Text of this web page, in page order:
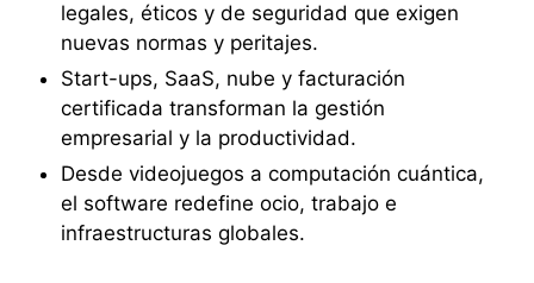
legales, éticos y de seguridad que exigen
nuevas normas y peritajes.
Start-ups, SaaS, nube y facturación
certificada transforman la gestión
empresarial y la productividad.
Desde videojuegos a computación cuántica,
el software redefine ocio, trabajo e
infraestructuras globales.